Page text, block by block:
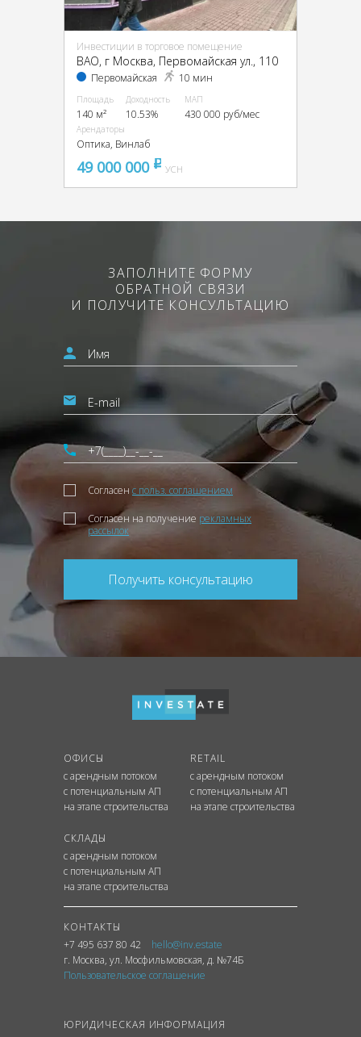
Инвестиции в торговое помещение
ВАО, г Москва, Первомайская ул., 110
Первомайская 10 мин
Площадь
140 м²
Доходность
10.53%
МАП
430 000 руб/мес
Арендаторы
Оптика, Винлаб
49 000 000 pуб
УСН
ЗАПОЛНИТЕ ФОРМУ
ОБРАТНОЙ СВЯЗИ
И ПОЛУЧИТЕ КОНСУЛЬТАЦИЮ
Согласен с польз. соглашением
Согласен на получение рекламных
рассылок
Получить консультацию
ОФИСЫ
с арендным потоком
с потенциальным АП
на этапе строительства
RETAIL
с арендным потоком
с потенциальным АП
на этапе строительства
СКЛАДЫ
с арендным потоком
с потенциальным АП
на этапе строительства
КОНТАКТЫ
+7 495 637 80 42
hello@inv.estate
г. Москва, ул. Мосфильмовская, д. №74Б
Пользовательское соглашение
ЮРИДИЧЕСКАЯ ИНФОРМАЦИЯ